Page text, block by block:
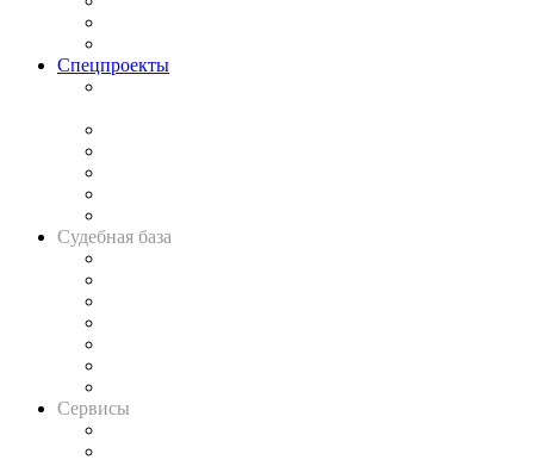
Спецпроекты
Судебная база
Сервисы